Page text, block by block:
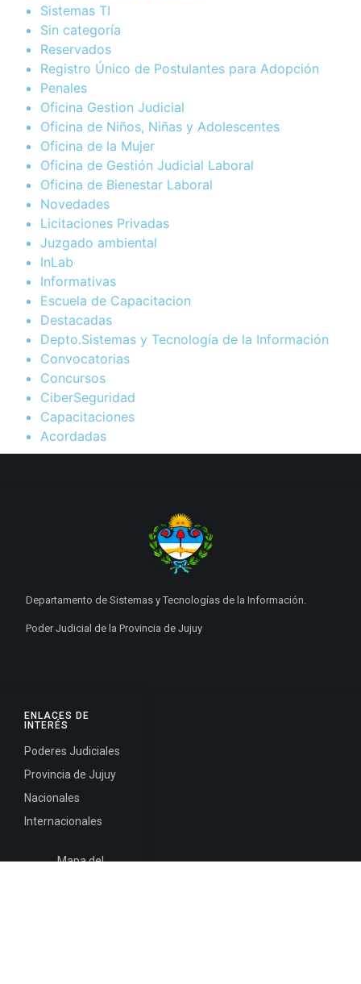
Sistemas TI
Sin categoría
Reservados
Registro Único de Postulantes para Adopción
Penales
Oficina Gestion Judicial
Oficina de Niños, Niñas y Adolescentes
Oficina de la Mujer
Oficina de Gestión Judicial Laboral
Oficina de Bienestar Laboral
Novedades
Licitaciones Privadas
Juzgado ambiental
InLab
Informativas
Escuela de Capacitacion
Destacadas
Depto.Sistemas y Tecnología de la Información
Convocatorias
Concursos
CiberSeguridad
Capacitaciones
Acordadas
ENLACES DE
INTERÉS
Poderes Judiciales
Provincia de Jujuy
Nacionales
Internacionales
Mapa del
Departamento de Sistemas y Tecnologías de la Información.
Poder Judicial de la Provincia de Jujuy